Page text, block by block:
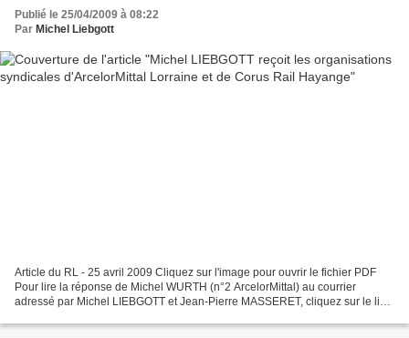
Publié le 25/04/2009 à 08:22
Par Michel Liebgott
Article du RL - 25 avril 2009 Cliquez sur l'image pour ouvrir le fichier PDF
Pour lire la réponse de Michel WURTH (n°2 ArcelorMittal) au courrier
adressé par Michel LIEBGOTT et Jean-Pierre MASSERET, cliquez sur le lien